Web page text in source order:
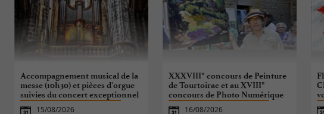
Accompagnement musical de la
messe (10h30) et pièces d'orgue
suivies du concert exceptionnel
(12h30)- 9 siècles d'Art choral
15/08/2026
XXXVIII° concours de Peinture
de Tourtoirac et au XVIII°
concours de Photo Numérique
16/08/2026